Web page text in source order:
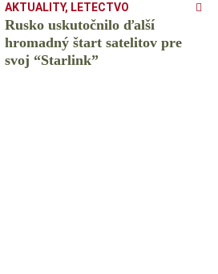
AKTUALITY, LETECTVO
Rusko uskutočnilo ďalší
hromadný štart satelitov pre
svoj “Starlink”